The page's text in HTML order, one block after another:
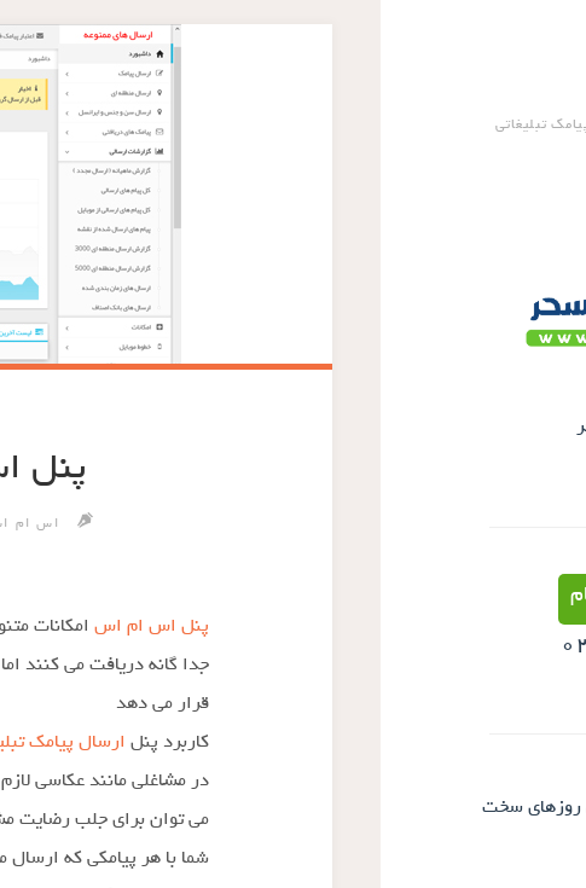
تبلیغاتی
روزهای سخت
پنل
اس ام
پنل اس ام اس امکانات
جدا گانه دریافت می کنند اما
قرار می دهد
کاربرد پنل ارسال پیامک
در مشاغلی مانند عکاسی
می توان برای جلب رضایت
شما با هر پیامکی که